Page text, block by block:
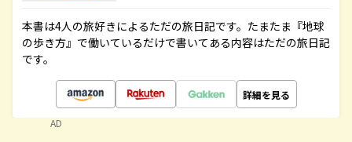
本書は4人の旅好きによるただの旅日記です。たまたま『地球
の歩き方』で働いているだけで書いてある内容はただの旅日記
です。
詳細を見る
AD